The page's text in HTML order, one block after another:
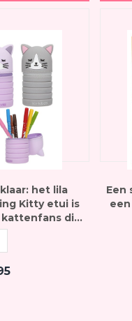
het lila
Kitty etui is
kattenfans die
Een